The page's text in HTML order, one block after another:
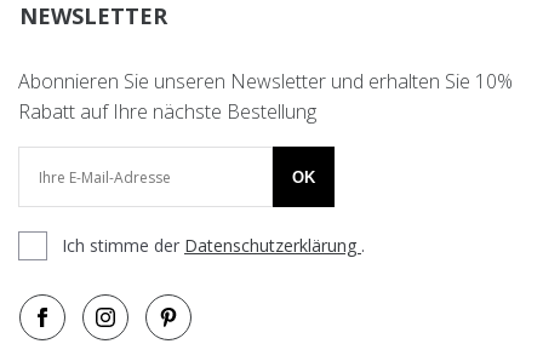
NEWSLETTER
Abonnieren Sie unseren Newsletter und erhalten Sie 10%
Rabatt auf Ihre nächste Bestellung
OK
Ich stimme der Datenschutzerklärung .